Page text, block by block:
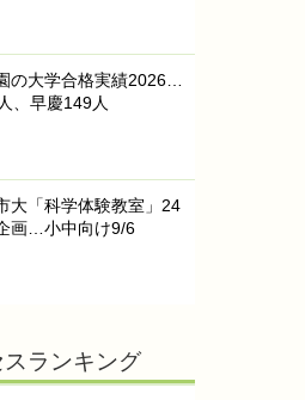
の大学合格実績2026…
、早慶149人
大「科学体験教室」24
画…小中向け9/6
ランキング